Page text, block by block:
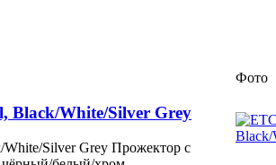
Фото
Black/White/Silver Grey
White/Silver Grey Прожектор с